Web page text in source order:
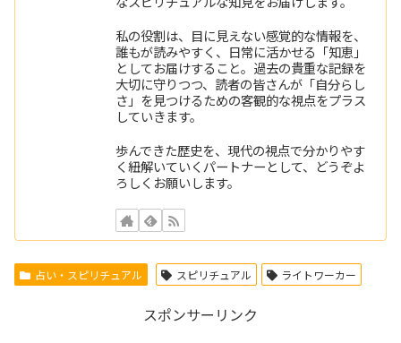
私の役割は、目に見えない感覚的な情報を、
誰もが読みやすく、日常に活かせる「知恵」
としてお届けすること。過去の貴重な記録を
大切に守りつつ、読者の皆さんが「自分らし
さ」を見つけるための客観的な視点をプラス
していきます。
歩んできた歴史を、現代の視点で分かりやす
く紐解いていくパートナーとして、どうぞよ
ろしくお願いします。
占い・スピリチュアル スピリチュアル ライトワーカー
スポンサーリンク